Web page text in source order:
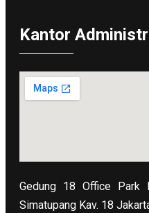
Kantor
Gedung 18 Office Park
Simatupang Kav. 18